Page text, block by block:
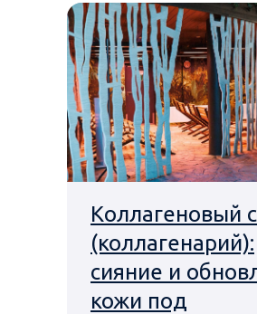
Коллагеновый
(коллагенарий):
сияние и
кожи под